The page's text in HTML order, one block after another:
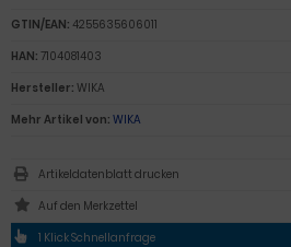
GTIN/EAN: 4255635606011
HAN: 7104081403
Hersteller: WIKA
Mehr Artikel von: WIKA
Artikeldatenblatt drucken
1 Klick Schnellanfrage